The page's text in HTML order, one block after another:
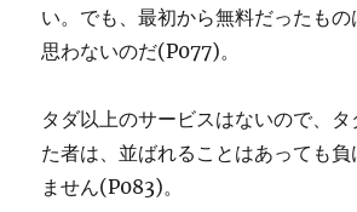
い。でも、最初から無料だったもの
思わないのだ(P077)。
タダ以上のサービスはないので、タ
た者は、並ばれることはあっても負
ません(P083)。